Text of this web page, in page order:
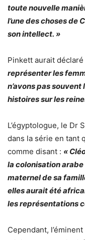
toute nouvelle
l’une des choses de
son intellect. »
Pinkett aurait déclaré
représenter les
n’avons pas souvent
histoires sur les
L’égyptologue, le Dr
dans la série en tant
comme disant : «
la colonisation
maternel de sa
elles aurait été
les représentations
Cependant,